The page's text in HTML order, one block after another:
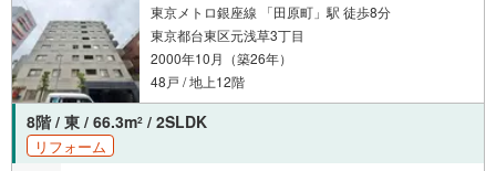
東京メトロ銀座線 「田原町」駅 徒歩8分
東京都台東区元浅草3丁目
2000年10月（築26年）
48戸 / 地上12階
8階 / 東 / 66.3m2 / 2SLDK
リフォーム